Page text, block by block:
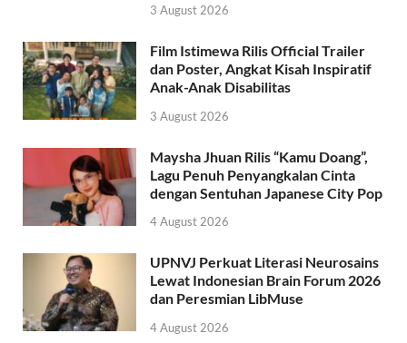
3 August 2026
Film Istimewa Rilis Official Trailer
dan Poster, Angkat Kisah Inspiratif
Anak-Anak Disabilitas
3 August 2026
Maysha Jhuan Rilis “Kamu Doang”,
Lagu Penuh Penyangkalan Cinta
dengan Sentuhan Japanese City Pop
4 August 2026
UPNVJ Perkuat Literasi Neurosains
Lewat Indonesian Brain Forum 2026
dan Peresmian LibMuse
4 August 2026